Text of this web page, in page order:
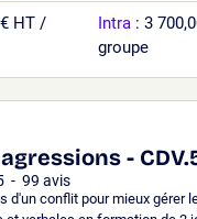
HT /
Intra : 3
groupe
-
- 99 avis
d'un conflit pour mieux gérer